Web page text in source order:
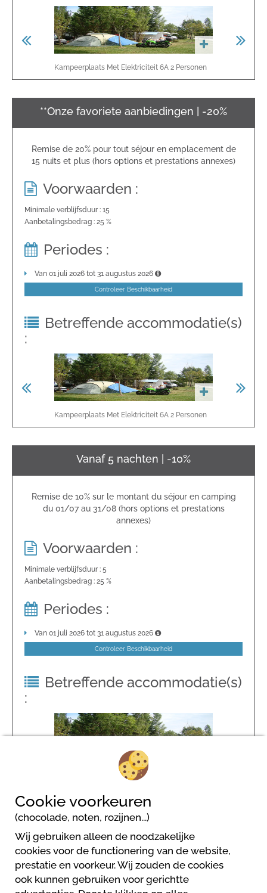
Kampeerplaats Met Elektriciteit 6A 2 Personen
**Onze favoriete aanbiedingen | -20%
Remise de 20% pour tout séjour en emplacement de
15 nuits et plus (hors options et prestations annexes)
Voorwaarden :
Minimale verblijfsduur : 15
Aanbetalingsbedrag : 25 %
Periodes :
Van 01 juli 2026 tot 31 augustus 2026
Controleer Beschikbaarheid
Betreffende accommodatie(s)
:
Kampeerplaats Met Elektriciteit 6A 2 Personen
Vanaf 5 nachten | -10%
Remise de 10% sur le montant du séjour en camping
du 01/07 au 31/08 (hors options et prestations
annexes)
Voorwaarden :
Minimale verblijfsduur : 5
Aanbetalingsbedrag : 25 %
Periodes :
Van 01 juli 2026 tot 31 augustus 2026
Controleer Beschikbaarheid
Betreffende accommodatie(s)
:
Kampeerplaats Met Elektriciteit 6A
Camping LES GRAVES
1459 avenue Saint Pierre
Cookie voorkeuren
(chocolade, noten, rozijnen...)
Wij gebruiken alleen de noodzakelijke
cookies voor de functionering van de website,
prestatie en voorkeur. Wij zouden de cookies
ook kunnen gebruiken voor gerichtte